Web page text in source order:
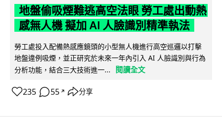
地盤偷吸煙難逃高空法眼 勞工處出動熱
感無人機 擬加 AI 人臉識別精準執法
勞工處投入配備熱感應鏡頭的小型無人機進行高空巡邏以打擊
地盤違例吸煙，並正研究於未來一年內引入 AI 人臉識別與行為
分析功能，結合三大技術進一...
閱讀全文
235 55 ↗ 分享